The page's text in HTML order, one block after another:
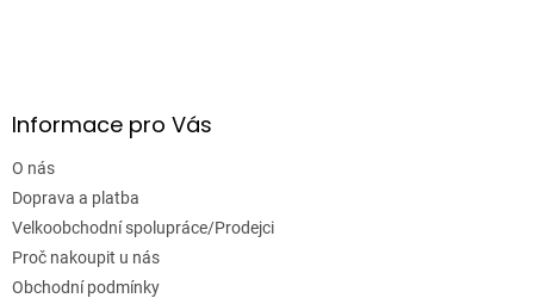
Informace pro Vás
O nás
Doprava a platba
Velkoobchodní spolupráce/Prodejci
Proč nakoupit u nás
Obchodní podmínky